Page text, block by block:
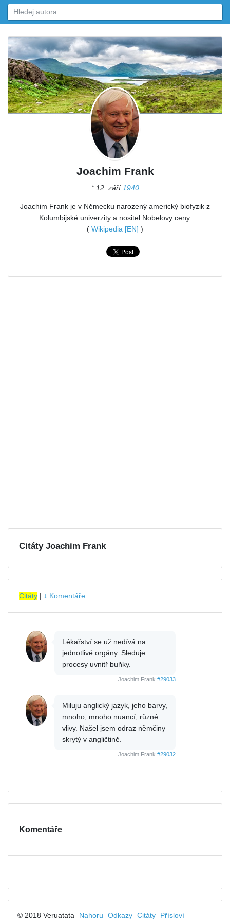
Joachim Frank
* 12. září1940
Joachim Frank je v Německu narozený americký biofyzik z
Kolumbijské univerzity a nositel Nobelovy ceny.
( Wikipedia [EN] )
Citáty Joachim Frank
Citáty | ↓ Komentáře
Lékařství se už nedívá na
jednotlivé orgány. Sleduje
procesy uvnitř buňky.
Joachim Frank #29033
Miluju anglický jazyk, jeho barvy,
mnoho, mnoho nuancí, různé
vlivy. Našel jsem odraz němčiny
skrytý v angličtině.
Joachim Frank #29032
Komentáře
© 2018 Veruatata Nahoru Odkazy Citáty Přísloví